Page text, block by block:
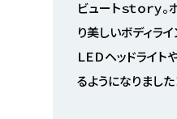
ビュートｓｔｏｒ
り美しいボディラ
ＬＥＤヘッドライ
るようになりました